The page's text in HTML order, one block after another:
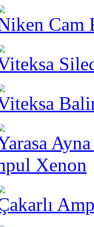
Cam
Xenon